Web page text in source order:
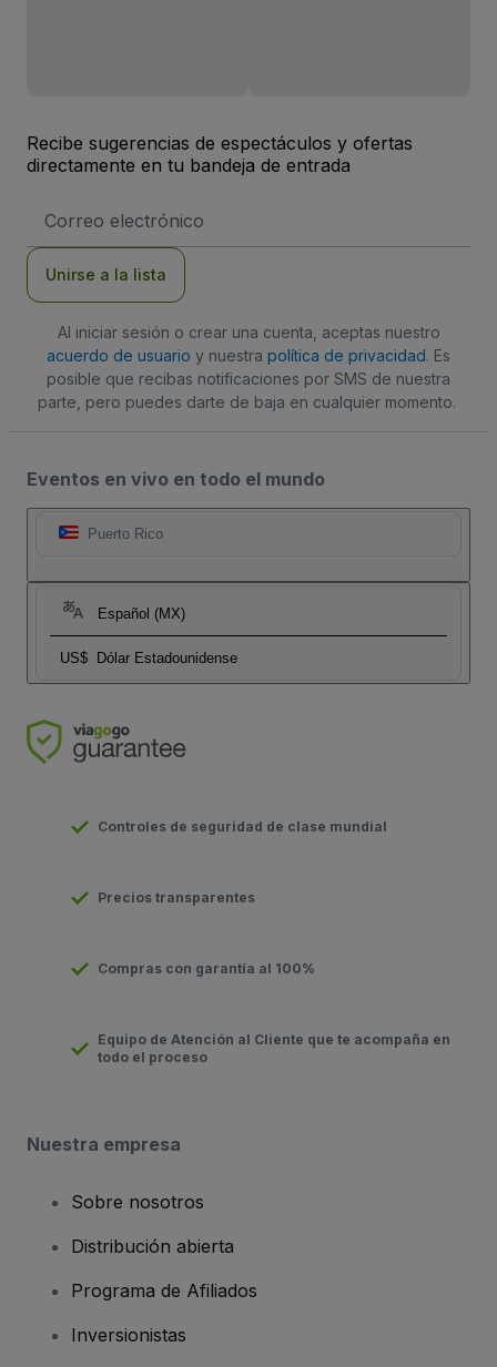
Recibe sugerencias de espectáculos y ofertas
directamente en tu bandeja de entrada
de
Unirse a la lista
Al iniciar sesión o crear una cuenta, aceptas nuestro
acuerdo de usuario y nuestra política de privacidad. Es
posible que recibas notificaciones por SMS de nuestra
parte, pero puedes darte de baja en cualquier momento.
Eventos en vivo en todo el mundo
Puerto Rico
Español (MX)
US$ Dólar Estadounidense
Controles de seguridad de clase mundial
Precios transparentes
Compras con garantía al 100%
Equipo de Atención al Cliente que te acompaña en
todo el proceso
Nuestra empresa
Sobre nosotros
Distribución abierta
Programa de Afiliados
Inversionistas